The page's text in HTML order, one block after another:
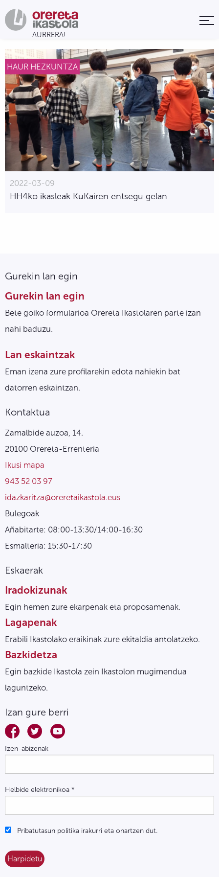
HAUR HEZKUNTZA
2022-03-09
HH4ko ikasleak KuKairen entsegu gelan
Gurekin lan egin
Gurekin lan egin
Bete goiko formularioa Orereta Ikastolaren parte izan
nahi baduzu.
Lan eskaintzak
Eman izena zure profilarekin edota nahiekin bat
datorren eskaintzan.
Kontaktua
Zamalbide auzoa, 14.
20100 Orereta-Errenteria
Ikusi mapa
943 52 03 97
idazkaritza@oreretaikastola.eus
Bulegoak
Añabitarte: 08:00-13:30/14:00-16:30
Esmalteria: 15:30-17:30
Eskaerak
Iradokizunak
Egin hemen zure ekarpenak eta proposamenak.
Lagapenak
Erabili Ikastolako eraikinak zure ekitaldia antolatzeko.
Bazkidetza
Egin bazkide Ikastola zein Ikastolon mugimendua
laguntzeko.
Izan gure berri
Izen-abizenak
Helbide elektronikoa *
Pribatutasun politika irakurri eta onartzen dut.